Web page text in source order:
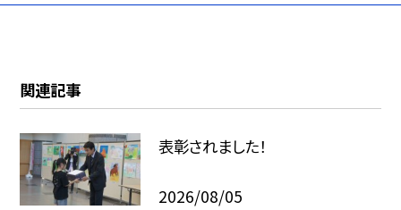
関連記事
表彰されました！
2026/08/05